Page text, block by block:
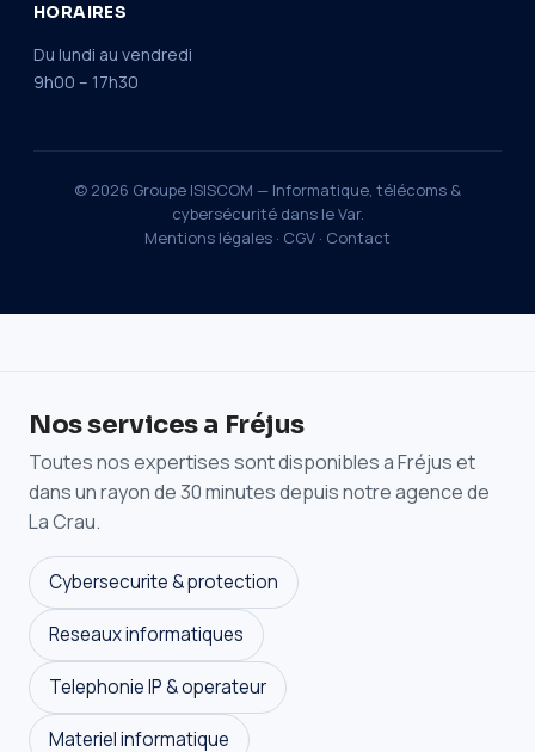
HORAIRES
Du lundi au vendredi
9h00 – 17h30
© 2026 Groupe ISISCOM — Informatique, télécoms &
cybersécurité dans le Var.
Mentions légales · CGV · Contact
Nos services a Fréjus
Toutes nos expertises sont disponibles a Fréjus et
dans un rayon de 30 minutes depuis notre agence de
La Crau.
Cybersecurite & protection
Reseaux informatiques
Telephonie IP & operateur
Materiel informatique